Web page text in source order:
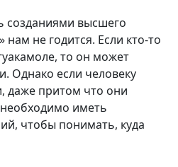
созданиями высшего
не годится. Если кто-то
то он может
Однако если человеку
даже притом что они
иметь
чтобы понимать, куда